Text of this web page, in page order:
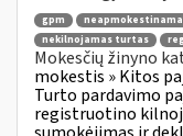
gpm
nekilnojamas turtas
Mokesčių žinyno
mokestis » Kitos
Turto pardavimo
registruotino